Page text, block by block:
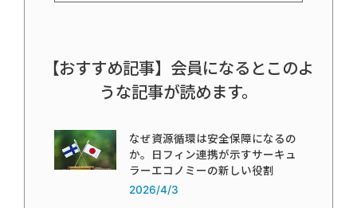
【おすすめ記事】会員になるとこのよ
うな記事が読めます。
なぜ資源循環は安全保障になるの
か。日フィン連携が示すサーキュ
ラーエコノミーの新しい役割
2026/4/3